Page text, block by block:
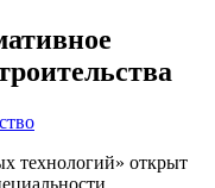
технологий» открыт